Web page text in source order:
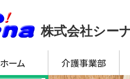
株式会社シー
ホーム 介護事業部